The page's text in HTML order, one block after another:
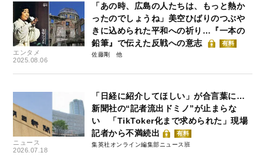
エンタメ
2025.08.06
「あの時、広島の人たちは、もっと熱か
ったのでしょうね」美空ひばりのつぶや
きに込められた平和への祈り…『一本の
鉛筆』で伝えた反戦への意志
有料
佐藤剛
ニュース
2026.07.18
「日経に紹介してほしい」が合言葉に…
新聞社の“記者流出ドミノ”が止まらな
い 「TikToker化まで求められた」現場
記者から不満続出
有料
集英社オンライン編集部ニュース班